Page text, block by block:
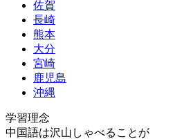
佐賀
長崎
熊本
大分
宮崎
鹿児島
沖縄
学習理念
中国語は沢山しゃべることが